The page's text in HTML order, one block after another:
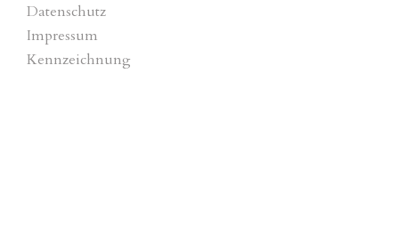
Datenschutz
Impressum
Kennzeichnung